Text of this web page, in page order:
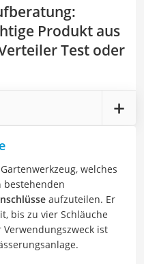
:
Produkt aus
Test oder
welches
bestehenden
aufzuteilen. Er
bis zu vier Schläuche
ist